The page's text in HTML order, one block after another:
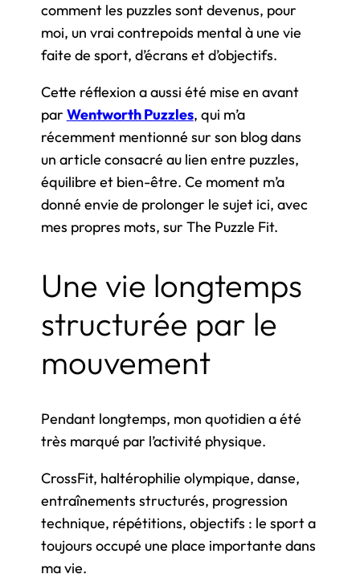
comment les puzzles sont devenus, pour
moi, un vrai contrepoids mental à une vie
faite de sport, d’écrans et d’objectifs.
Cette réflexion a aussi été mise en avant
par Wentworth Puzzles, qui m’a
récemment mentionné sur son blog dans
un article consacré au lien entre puzzles,
équilibre et bien-être. Ce moment m’a
donné envie de prolonger le sujet ici, avec
mes propres mots, sur The Puzzle Fit.
Une vie longtemps
structurée par le
mouvement
Pendant longtemps, mon quotidien a été
très marqué par l’activité physique.
CrossFit, haltérophilie olympique, danse,
entraînements structurés, progression
technique, répétitions, objectifs : le sport a
toujours occupé une place importante dans
ma vie.